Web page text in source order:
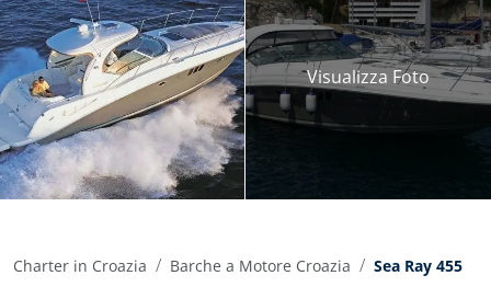
Visualizza Foto
Charter in Croazia Barche a Motore Croazia Sea Ray 455